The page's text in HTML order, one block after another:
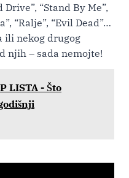
“Stand By Me”,
“Ralje”, “Evil Dead”…
ili nekog drugog
njih – sada nemojte!
LISTA - Što